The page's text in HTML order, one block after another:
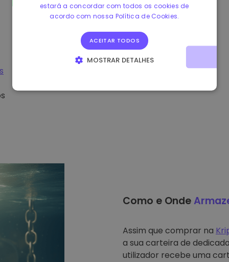
Como e Onde
Assim que comprar na
a sua carteira de
utilizador recebe uma
estará a concordar com todos os cookies de
acordo com nossa Política de Cookies.
ACEITAR TODOS
MOSTRAR DETALHES